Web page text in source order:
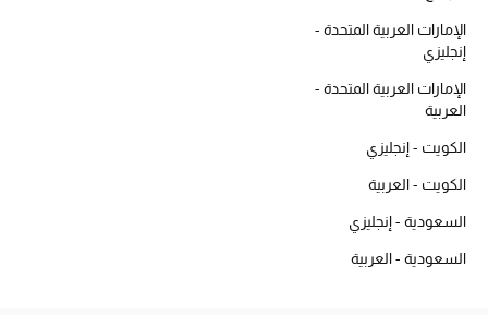
الإمارات العربية المتحدة -
إنجليزي
الإمارات العربية المتحدة -
العربية
الكويت - إنجليزي
الكويت - العربية
السعودية - إنجليزي
السعودية - العربية